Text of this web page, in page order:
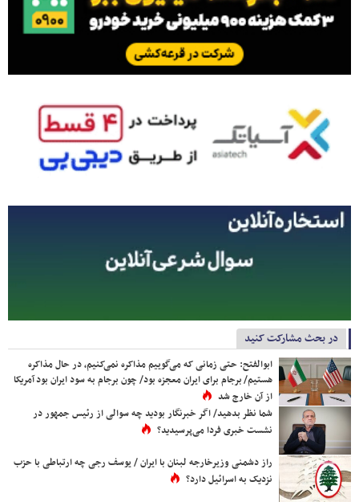
در بحث مشارکت کنید
ابوالفتح: حتی زمانی که می‌گوییم مذاکره نمی‌کنیم، در حال مذاکره
هستیم/ برجام برای ایران معجزه بود/ چون برجام به سود ایران بود آمریکا
از آن خارج شد
شما نظر بدهید/ اگر خبرنگار بودید چه سوالی از رئیس جمهور در
نشست خبری فردا می‌پرسیدید؟
راز دشمنی وزیرخارجه لبنان با ایران / یوسف رجی چه ارتباطی با حزب
نزدیک به اسرائیل دارد؟